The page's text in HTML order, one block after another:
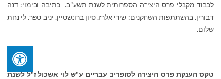
לכבוד מקבלי פרס היצירה הספרותית לשנת תשע"ב. כתיבה ובימוי: דנה
דבורין, בהשתתפות השחקנים: שירי אלרז, סיון ברונשטיין, יניב טפר, לי נחת
שלום.
טקס הענקת פרס היצירה לסופרים עבריים ע"ש לוי אשכול ז"ל לשנת